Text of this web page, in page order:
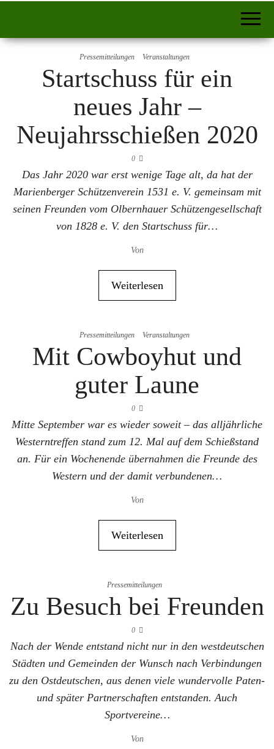
Pressemitteilungen Veranstaltungen
Startschuss für ein
neues Jahr –
Neujahrsschießen 2020
0
Das Jahr 2020 war erst wenige Tage alt, da hat der
Marienberger Schützenverein 1531 e. V. gemeinsam mit
seinen Freunden vom Olbernhauer Schützengesellschaft
von 1828 e. V. den Startschuss für…
Von
Weiterlesen
Pressemitteilungen Veranstaltungen
Mit Cowboyhut und
guter Laune
0
Mitte September war es wieder soweit – das alljährliche
Westerntreffen stand zum 12. Mal auf dem Schießstand
an. Für ein Wochenende übernahmen die Freunde des
Western und der damit verbundenen…
Von
Weiterlesen
Pressemitteilungen
Zu Besuch bei Freunden
0
Nach der Wende entstand nicht nur in den westdeutschen
Städten und Gemeinden der Wunsch nach Verbindungen
zu den Ostdeutschen, aus denen viele wundervolle Paten-
und später Partnerschaften entstanden. Auch
Sportvereine…
Von